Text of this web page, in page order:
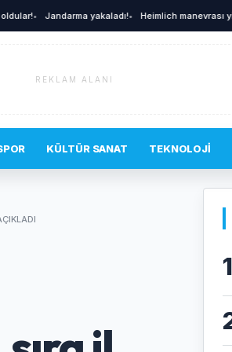
• Jandarma yakaladı!• Heimlich manevrası yine
REKLAM ALANI
KÜLTÜR SANAT TEKNOLOJI
1